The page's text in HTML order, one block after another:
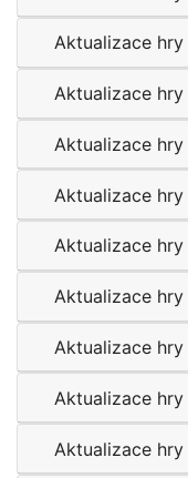
Aktualizace hry
Aktualizace hry
Aktualizace hry
Aktualizace hry
Aktualizace hry
Aktualizace hry
Aktualizace hry
Aktualizace hry
Aktualizace hry